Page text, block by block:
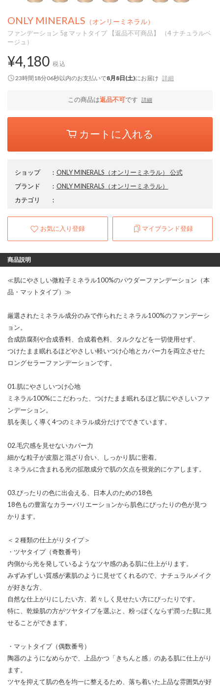
ONLY MINERALS （オンリーミネラル）
ファンデーション 5g マットタイプ 【返品不可商品】 （4 ナチュラルベ
ージュ）
¥4,180 税込
23時間18分05秒以内のお支払いで8月8日(土)にお届け 詳細
この商品は返品不可です 詳細
カートに入れる
ショップ ： ONLY MINERALS（オンリーミネラル） 公式
ブランド
： ONLY MINERALS （オンリーミネラル）
カテゴリ
：
お気に入り登録 マイブランド登録
商品説明
≪肌にやさしい微粒子ミネラル100%のパウダーファンデーション（本
品・マットタイプ）≫
厳選されたミネラル成分のみで作られたミネラル100%のファンデーシ
ョン。
合成防腐剤や合成香料、合成着色料、タルクなどを一切使用せず、
つけたまま眠れるほどやさしい軽いつけ心地とカバー力を両立させた
ロングセラーファンデーションです。
01.肌にやさしいつけ心地
ミネラル100%にこだわった、つけたまま眠れるほど肌にやさしいファ
ンデーション。
肌を美しく導く4つのミネラル成分だけでできています。
02.毛穴感を見せないカバー力
細かな粒子が皮脂と混ざり合い、しっかり肌に密着。
ミネラルに含まれる光の拡散成分で肌の欠点を視覚的にケアします。
03.ぴったりの色に出会える、日本人のための18色
18色もの豊富なカラーバリエーションから肌色にぴったりの色が見つ
かります。
＜２種類の仕上がりタイプ＞
・ツヤタイプ（奇数番号）
内側から光を発しているようなツヤ感のある肌に仕上がります。
みずみずしい質感が素肌のように見せてくれるので、ナチュラルメイク
が好きな方、
自然な仕上がりにしたい方、若々しく見せたい方にぴったりです。
特に、乾燥肌の方がツヤタイプを選ぶと、粉っぽくならず潤った肌に見
せることができます。
・マットタイプ（偶数番号）
陶器のようになめらかで、上品かつ「きちんと感」のある肌に仕上がり
ます。
ツヤを抑えて肌の色を均一に整えるため、落ち着いた上品な雰囲気が好